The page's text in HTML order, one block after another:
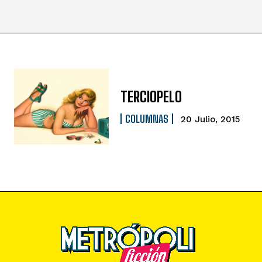
TERCIOPELO
COLUMNAS 20 Julio, 2015